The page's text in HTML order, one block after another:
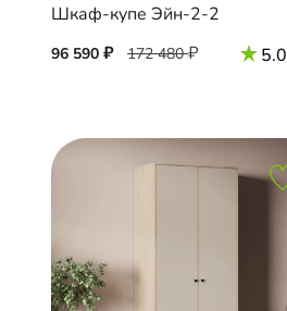
Шкаф-купе Эйн-2-2
96 590 172 480 5.0